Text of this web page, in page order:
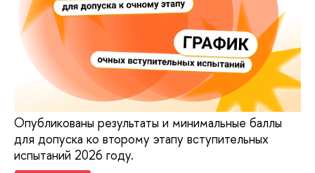
Опубликованы результаты и минимальные баллы
для допуска ко второму этапу вступительных
испытаний 2026 году.